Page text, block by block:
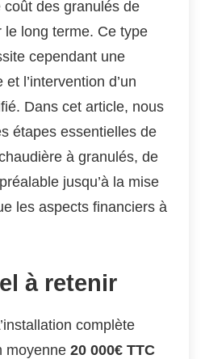
des granulés de
le long terme. Ce type
cependant une
l’intervention d’un
Dans cet article, nous
étapes essentielles de
chaudière à granulés, de
jusqu’à la mise
les aspects financiers à
à retenir
complète
moyenne 20 000€ TTC